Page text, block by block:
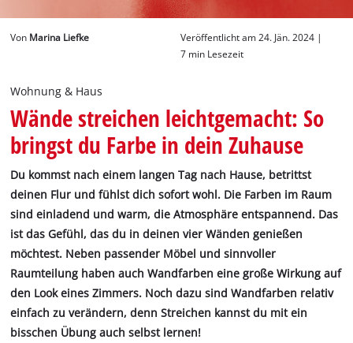
Deutsch
DEDeutsch
Von Marina Liefke
Veröffentlicht am 24. Jän. 2024 |
7 min Lesezeit
Wohnung & Haus
Wände streichen leichtgemacht: So
bringst du Farbe in dein Zuhause
Du kommst nach einem langen Tag nach Hause, betrittst
deinen Flur und fühlst dich sofort wohl. Die Farben im Raum
sind einladend und warm, die Atmosphäre entspannend. Das
ist das Gefühl, das du in deinen vier Wänden genießen
möchtest. Neben passender Möbel und sinnvoller
Raumteilung haben auch Wandfarben eine große Wirkung auf
den Look eines Zimmers. Noch dazu sind Wandfarben relativ
einfach zu verändern, denn Streichen kannst du mit ein
bisschen Übung auch selbst lernen!